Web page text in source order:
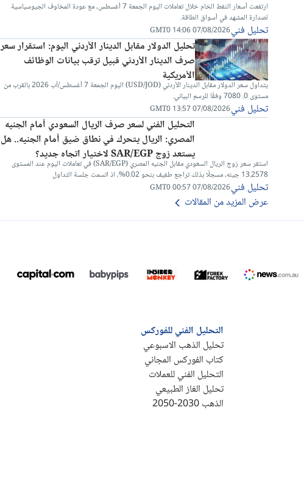
ارتفعت أسعار النفط الخام خلال تعاملات اليوم الجمعة 7 أغسطس، مع عودة المخاوف الجيوسياسية
لصدارة المشهد في أسواق الطاقة.
تحليل فني07/08/2026 14:06 GMT0
تحليل الدولار مقابل الدينار الأردني اليوم: استقرار سعر
صرف الدينار الأردني قبيل ترقب بيانات الوظائف
الأمريكية
يتداول سعر الدولار مقابل الدينار الأردني (USD/JOD) اليوم الجمعة 7 أغسطس/آب 2026 بالقرب من
مستوى 0. 7080 وفقًا للرسم البياني.
تحليل فني07/08/2026 13:57 GMT0
التحليل الفني لسعر صرف الريال السعودي أمام الجنيه
المصري: الريال يتحرك في نطاق ضيق أمام الجنيه.. هل
يستعد زوج SAR/EGP لاختيار اتجاه جديد؟
استقر سعر زوج الريال السعودي مقابل الجنيه المصري (SAR/EGP) في تعاملات اليوم عند المستوى
13.2578 جينه، مسجلًا بذلك تراجع طفيف بنحو 0.02%، اذ اتسمت جلسة التداول
تحليل فني07/08/2026 00:57 GMT0
عرض المزيد من المقالات
التحليل الفني للفوركس
تحليل الذهب الاسبوعي
كتاب الفوركس المجاني
التحليل الفني للعملات
تحليل الغاز الطبيعي
الذهب 2030-2050